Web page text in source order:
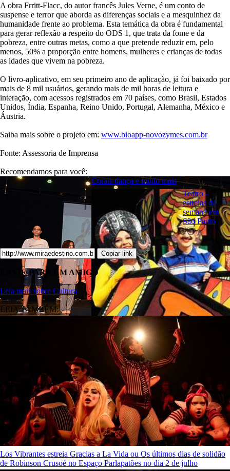
A obra Frritt-Flacc, do autor francês Jules Verne, é um conto de
suspense e terror que aborda as diferenças sociais e a mesquinhez da
humanidade frente ao problema. Esta temática da obra é fundamental
para gerar reflexão a respeito do ODS 1, que trata da fome e da
pobreza, entre outras metas, como a que pretende reduzir em, pelo
menos, 50% a proporção entre homens, mulheres e crianças de todas
as idades que vivem na pobreza.
O livro-aplicativo, em seu primeiro ano de aplicação, já foi baixado por
mais de 8 mil usuários, gerando mais de mil horas de leitura e
interação, com acessos registrados em 70 países, como Brasil, Estados
Unidos, Índia, Espanha, Reino Unido, Portugal, Alemanha, México e
Áustria.
Saiba mais sobre o projeto em: www.bioapp-novozymes.com.br
Fonte: Assessoria de Imprensa
Recomendamos para você:
Corais dança e muito mais
Teatro -
estreias da
semana em
São Paulo
Copiar link
ENVIE PARA UM AMIGO
Leia mais sobre Cultura
LEIA TAMBÉM:
Los Vibrantes estreia Gracias a La Vida ou Os últimos dias de solidão
de Robinson Crusoé no Espaço Parlapatões no dia 2 de julho